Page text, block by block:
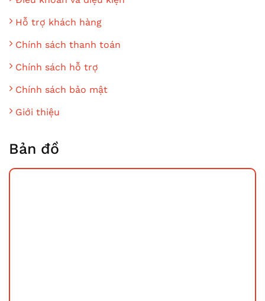
Hỗ trợ khách hàng
Chính sách thanh toán
Chính sách hỗ trợ
Chính sách bảo mật
Giới thiệu
Bản đồ